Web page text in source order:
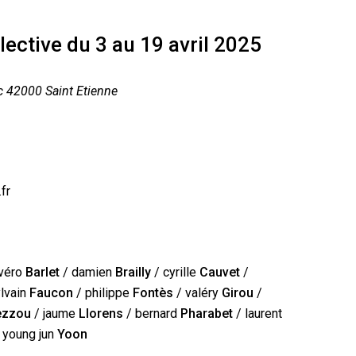
du 3 au 19 avril 2025
42000 Saint Etienne
Barlet / damien Brailly / cyrille Cauvet /
Faucon / philippe Fontès / valéry Girou /
/ jaume Llorens / bernard Pharabet / laurent
junYoon